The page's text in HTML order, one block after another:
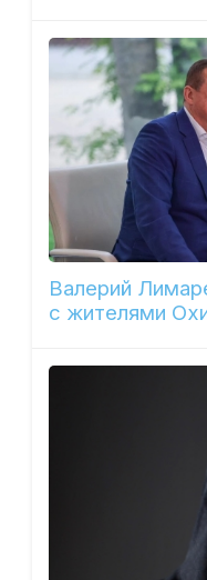
Валерий
с жителями